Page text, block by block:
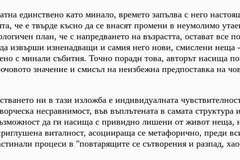
единствено като минало, времето запълва с него
че е твърде късно да се внасят промени в неумолимо
план, че с напредването на възрастта, остават все
извърши изненадващи и самия него нови, смислени неща
с минали събития. Точно поради това, авторът насища
значение и смисъл на неизбежна предпоставка на
ни в тази изложба е индивидуалната
несравнимост, във въплътената в самата структура
да ги насища с привидно лишени от живот неща,
виталност, асоциираща се метафорично, преди
процеси в "повтарящите се сътворения и разпад,